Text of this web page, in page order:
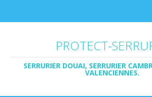
PROTECT-
SERRURIER DOUAI, SERRURIER
VALENCIENNES.